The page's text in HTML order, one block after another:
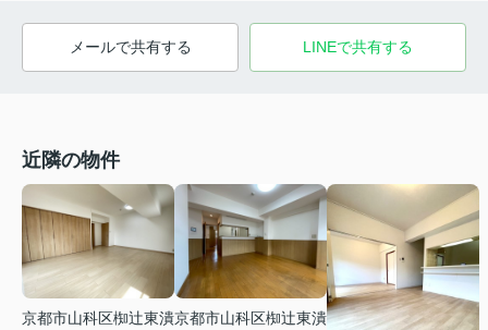
メールで共有する LINEで共有する
近隣の物件
京都市山科区椥辻東潰京都市山科区椥辻東潰